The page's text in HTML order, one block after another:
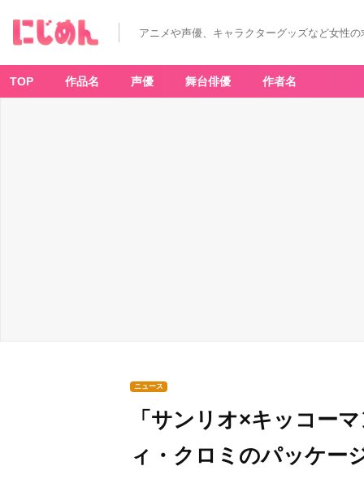
アニメや声優、キャラクターグッズなど女性
TOP 作品名 声優 舞台俳優 作者名
ニュース
「サンリオ×キッコー
ィ・クロミのパッケー